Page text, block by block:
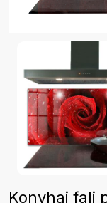
Konyhai fali